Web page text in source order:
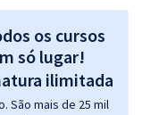
os cursos
só lugar!
São mais de 25 mil